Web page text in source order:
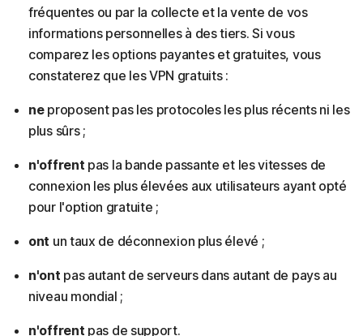
fréquentes ou par la collecte et la vente de vos
informations personnelles à des tiers. Si vous
comparez les options payantes et gratuites, vous
constaterez que les VPN gratuits :
neproposent pas les protocoles les plus récents ni les
plus sûrs ;
n'offrent pas la bande passante et les vitesses de
connexion les plus élevées aux utilisateurs ayant opté
pour l'option gratuite ;
ont un taux de déconnexion plus élevé ;
n'ont pas autant de serveurs dans autant de pays au
niveau mondial ;
n'offrent pas de support.